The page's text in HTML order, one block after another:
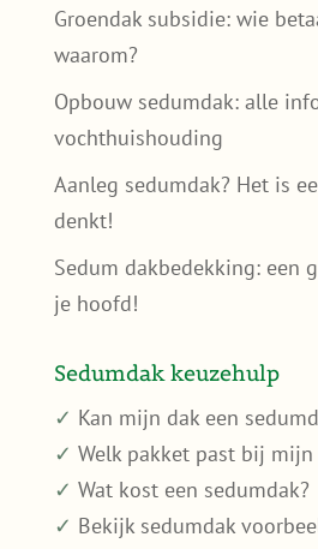
Groendak subsidie: wie
waarom?
Opbouw sedumdak: alle
vochthuishouding
Aanleg sedumdak? Het is
denkt!
Sedum dakbedekking: een
je hoofd!
Sedumdak keuzehulp
✓ Kan mijn dak een
✓ Welk pakket past bij mijn
✓ Wat kost een sedumdak?
✓ Bekijk sedumdak